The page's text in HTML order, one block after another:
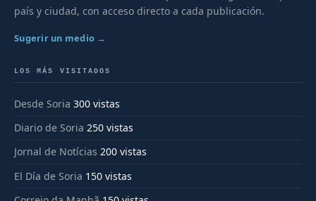
país y ciudad, con acceso directo a cada publicación.
Sugerir un medio →
LOS MÁS VISITADOS
Desde Soria 300 vistas
Diario de Soria 250 vistas
Jornal de Notícias 200 vistas
El Día de Soria 150 vistas